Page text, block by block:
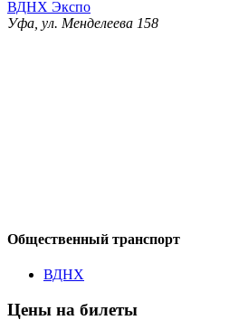
ВДНХ Экспо
Уфа, ул. Менделеева 158
Общественный транспорт
ВДНХ
Цены на билеты